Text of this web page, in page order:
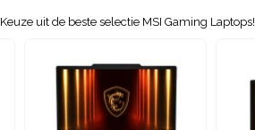
Keuze uit de beste selectie MSI Gaming Laptops!